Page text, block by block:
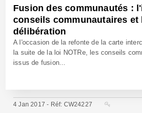
Fusion des communautés :
conseils communautaires et
délibération
A l'occasion de la refonte de la carte
la suite de la loi NOTRe, les conseils
issus de fusion...
4 Jan 2017 - Réf: CW24227